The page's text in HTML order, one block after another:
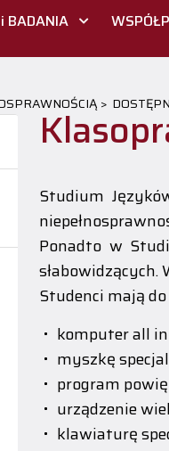
BADANIA
>
Studium
Ponadto w
Studenci mają
komputer all
myszkę
program
urządzenie
klawiaturę